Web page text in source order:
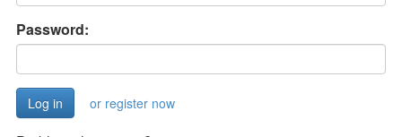
Password:
or register now